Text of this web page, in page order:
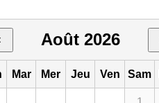
Août 2026
Mar Mer Jeu Ven Sam